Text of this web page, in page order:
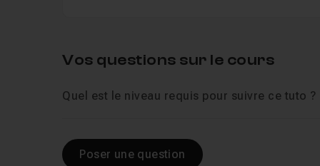
Vos questions sur le cours
Quel est le niveau requis pour suivre ce tuto ?
Poser une question